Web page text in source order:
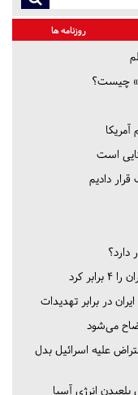
روزنامه ها
چیست؟
است
دادیم
دارد؟
در برابر تهدیدات
می‌شود
علیه اسرائیل بدل
انرژی آسیا